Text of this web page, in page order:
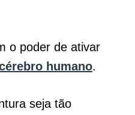
o poder de ativar
humano.
seja tão